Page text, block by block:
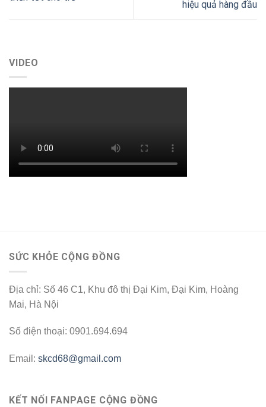
hiệu quả hàng đầu
VIDEO
SỨC KHỎE CỘNG ĐỒNG
Địa chỉ: Số 46 C1, Khu đô thị Đại Kim, Đại Kim, Hoàng
Mai, Hà Nội
Số điện thoại: 0901.694.694
Email: skcd68@gmail.com
KẾT NỐI FANPAGE CỘNG ĐỒNG